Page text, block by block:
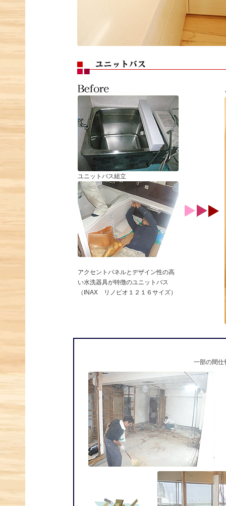
ユニットバス組立
アクセントパネルとデザイン性の高
い水洗器具が特徴のユニットバス
（INAX リノピオ１２１６サイズ）
一部の間仕